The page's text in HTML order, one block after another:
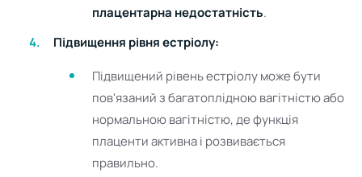
плацентарна недостатність.
Підвищення рівня естріолу:
Підвищений рівень естріолу може бути
пов'язаний з багатоплідною вагітністю або
нормальною вагітністю, де функція
плаценти активна і розвивається
правильно.